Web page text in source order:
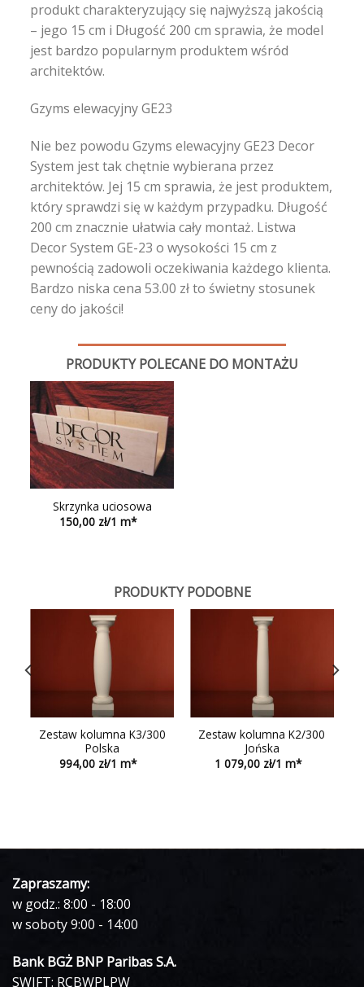
produkt charakteryzujący się najwyższą jakością
– jego 15 cm i Długość 200 cm sprawia, że model
jest bardzo popularnym produktem wśród
architektów.
Gzyms elewacyjny GE23
Nie bez powodu Gzyms elewacyjny GE23 Decor
System jest tak chętnie wybierana przez
architektów. Jej 15 cm sprawia, że jest produktem,
który sprawdzi się w każdym przypadku. Długość
200 cm znacznie ułatwia cały montaż. Listwa
Decor System GE-23 o wysokości 15 cm z
pewnością zadowoli oczekiwania każdego klienta.
Bardzo niska cena 53.00 zł to świetny stosunek
ceny do jakości!
PRODUKTY POLECANE DO MONTAŻU
Skrzynka uciosowa
150,00
PRODUKTY PODOBNE
Zestaw kolumna K3/300
Polska
994,00
Zestaw kolumna K2/300
Jońska
1 079,00
Zapraszamy:
w godz.: 8:00 - 18:00
w soboty 9:00 - 14:00
Bank BGŻ BNP Paribas S.A.
SWIFT: RCBWPLPW